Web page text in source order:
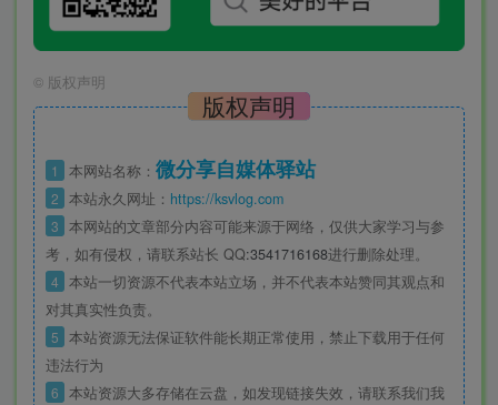
© 版权声明
版权声明
1 本网站名称： 微分享自媒体驿站
2 本站永久网址： https://ksvlog.com
3 本网站的文章部分内容可能来源于网络，仅供大家学习与参
考，如有侵权，请联系站长 QQ:3541716168进行删除处理。
4 本站一切资源不代表本站立场，并不代表本站赞同其观点和
对其真实性负责。
5 本站资源无法保证软件能长期正常使用，禁止下载用于任何
违法行为
6 本站资源大多存储在云盘，如发现链接失效，请联系我们我